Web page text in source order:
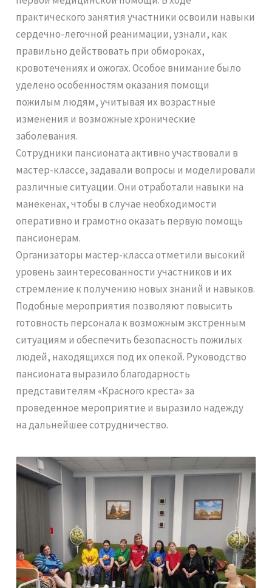
практического занятия участники освоили навыки
сердечно-легочной реанимации, узнали, как
правильно действовать при обмороках,
кровотечениях и ожогах. Особое внимание было
уделено особенностям оказания помощи
пожилым людям, учитывая их возрастные
изменения и возможные хронические
заболевания.
Сотрудники пансионата активно участвовали в
мастер-классе, задавали вопросы и моделировали
различные ситуации. Они отработали навыки на
манекенах, чтобы в случае необходимости
оперативно и грамотно оказать первую помощь
пансионерам.
Организаторы мастер-класса отметили высокий
уровень заинтересованности участников и их
стремление к получению новых знаний и навыков.
Подобные мероприятия позволяют повысить
готовность персонала к возможным экстренным
ситуациям и обеспечить безопасность пожилых
людей, находящихся под их опекой. Руководство
пансионата выразило благодарность
представителям «Красного креста» за
проведенное мероприятие и выразило надежду
на дальнейшее сотрудничество.